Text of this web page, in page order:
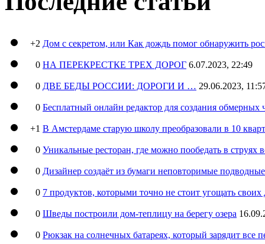
+2 Дом с секретом, или Как дождь помог обнаружить
0 НА ПЕРЕКРЕСТКЕ ТРЕХ ДОРОГ 6.07.2023, 22:49
0 ДВЕ БЕДЫ РОССИИ: ДОРОГИ И … 29.06.2023,
0 Бесплатный онлайн редактор для создания обмерных
+1 В Амстердаме старую школу преобразовали в 10
0 Уникальные ресторан, где можно пообедать в струях
0 Дизайнер создаёт из бумаги неповторимые
0 7 продуктов, которыми точно не стоит угощать
0 Шведы построили дом-теплицу на берегу озера
0 Рюкзак на солнечных батареях, который зарядит все